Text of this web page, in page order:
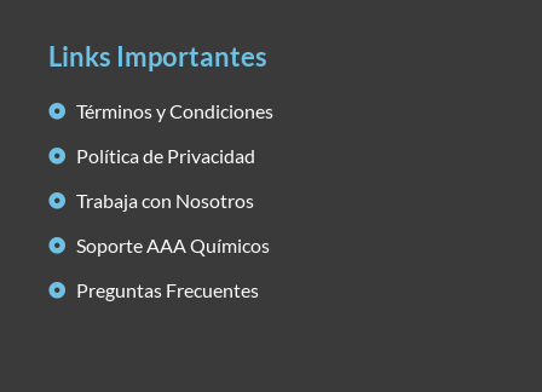
Links Importantes
Términos y Condiciones
Política de Privacidad
Trabaja con Nosotros
Soporte AAA Químicos
Preguntas Frecuentes